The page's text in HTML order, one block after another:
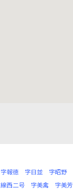
字報徳 字日並 字昭野
西二号 字美禽 字美芳